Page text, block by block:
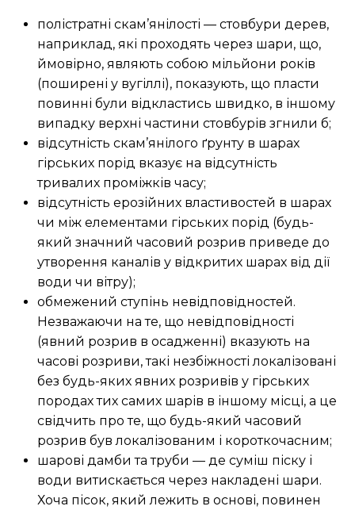
полістратні скам’янілості — стовбури дерев,
наприклад, які проходять через шари, що,
ймовірно, являють собою мільйони років
(поширені у вугіллі), показують, що пласти
повинні були відкластись швидко, в іншому
випадку верхні частини стовбурів згнили б;
відсутність скам’янілого ґрунту в шарах
гірських порід вказує на відсутність
тривалих проміжків часу;
відсутність ерозійних властивостей в шарах
чи між елементами гірських порід (будь-
який значний часовий розрив приведе до
утворення каналів у відкритих шарах від дії
води чи вітру);
обмежений ступінь невідповідностей.
Незважаючи на те, що невідповідності
(явний розрив в осадженні) вказують на
часові розриви, такі незбіжності локалізовані
без будь-яких явних розривів у гірських
породах тих самих шарів в іншому місці, а це
свідчить про те, що будь-який часовий
розрив був локалізованим і короткочасним;
шарові дамби та труби — де суміш піску і
води витискається через накладені шари.
Хоча пісок, який лежить в основі, повинен